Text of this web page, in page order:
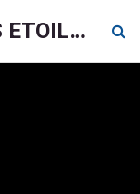
LE CRAYON DANS LES ETOILES